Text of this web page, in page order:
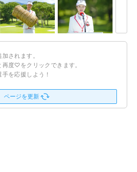
されます。
度♡をクリックできます。
を応援しよう！
ページを更新